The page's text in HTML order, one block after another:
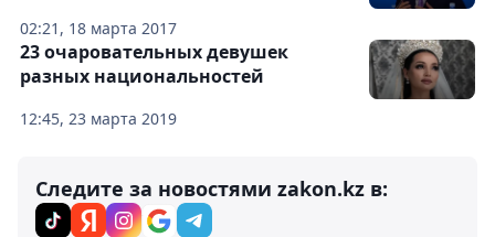
02:21, 18 марта 2017
12:45, 23 марта 2019
23 очаровательных девушек
разных национальностей
Следите за новостями zakon.kz в: